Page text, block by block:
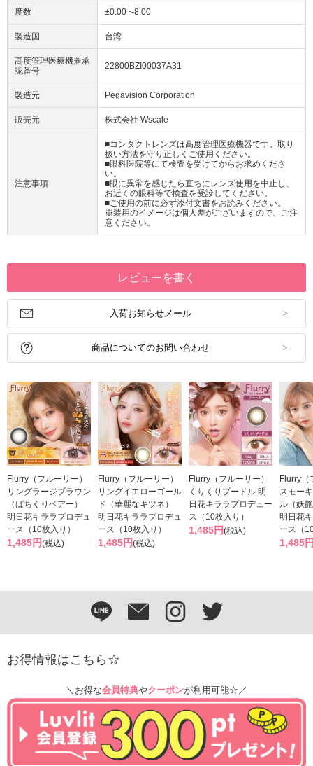
度数 ±0.00~-8.00
製造国 台湾
高度管理医療機器承
認番号
22800BZI00037A31
製造元 Pegavision Corporation
販売元 株式会社 Wscale
注意事項
■コンタクトレンズは高度管理医療機器です。取り
扱い方法を守り正しくご使用ください。
■眼科医院等にて検査を受けてからお求めくださ
い。
■眼に異常を感じたら直ちにレンズ使用を中止し、
お近くの眼科等で検査を受診してください。
■ご使用の前に必ず添付文書をお読みください。
※装用のイメージは個人差がございますので、ご注
意ください。
レビューを書く
入荷お知らせメール
商品についてのお問い合わせ
Flurry（フルーリー）
リングラージブラウン
（ぱちくりベアー）
明日花キララプロデュ
ース（10枚入り）
1,485円(税込)
Flurry（フルーリー）
リングイエローゴール
ド（華麗なキツネ）
明日花キララプロデュ
ース（10枚入り）
1,485円(税込)
Flurry（フルーリー）
くりくりプードル 明
日花キララプロデュー
ス（10枚入り）
1,485円(税込)
Flurry（
スモー
ル（妖
明日花
ース（
1,485
お得情報はこちら☆
＼お得な会員特典やクーポンが利用可能☆／